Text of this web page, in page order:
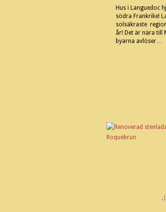
Hus i Languedoc
södra Frankrike!
solsäkraste
år! Det är nära till
byarna avlöser…